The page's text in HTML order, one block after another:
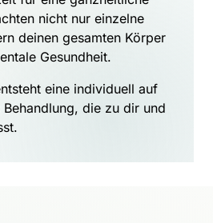
nicht nur einzelne
deinen gesamten Körper
Gesundheit.
eine individuell auf
die zu dir und